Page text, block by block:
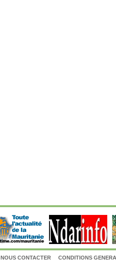
NOUS CONTACTER CONDITIONS